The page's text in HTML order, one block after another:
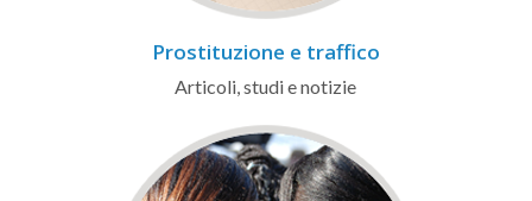
Prostituzione e traffico
Articoli, studi e notizie